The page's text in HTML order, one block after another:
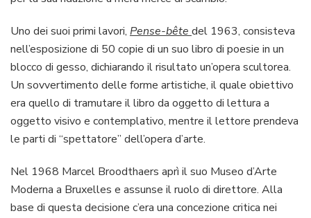
Uno dei suoi primi lavori, Pense-bête del 1963, consisteva
nell’esposizione di 50 copie di un suo libro di poesie in un
blocco di gesso, dichiarando il risultato un’opera scultorea.
Un sovvertimento delle forme artistiche, il quale obiettivo
era quello di tramutare il libro da oggetto di lettura a
oggetto visivo e contemplativo, mentre il lettore prendeva
le parti di “spettatore” dell’opera d’arte.
Nel 1968 Marcel Broodthaers aprì il suo Museo d’Arte
Moderna a Bruxelles e assunse il ruolo di direttore. Alla
base di questa decisione c’era una concezione critica nei